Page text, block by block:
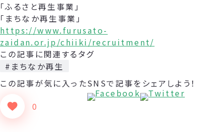
「ふるさと再生事業」
「まちなか再生事業」
https://www.furusato-
zaidan.or.jp/chiiki/recruitment/
この記事に関連するタグ
#まちなか再生
この記事が気に入った
0
SNSで記事をシェアしよう！